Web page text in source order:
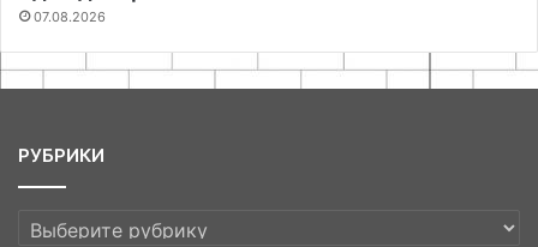
07.08.2026
РУБРИКИ
РУБРИКИ